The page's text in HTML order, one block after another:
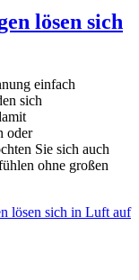
lösen sich
einfach
sich
oder
Sie sich auch
ohne großen
lösen sich in Luft auf